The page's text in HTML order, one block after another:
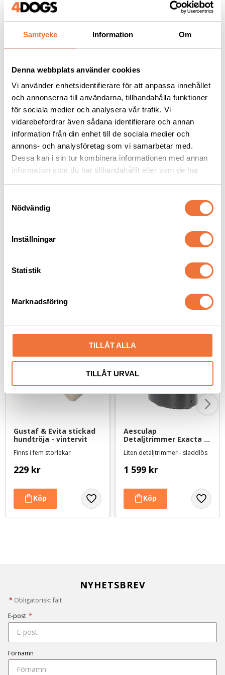
Samtycke Information Om
Denna webbplats använder cookies
Vi använder enhetsidentifierare för att anpassa innehållet
och annonserna till användarna, tillhandahålla funktioner
för sociala medier och analysera vår trafik. Vi
vidarebefordrar även sådana identifierare och annan
information från din enhet till de sociala medier och
annons- och analysföretag som vi samarbetar med.
Dessa kan i sin tur kombinera informationen med annan
information som du har tillhandahållit eller som de har
Nödvändig
Inställningar
Statistik
Marknadsföring
TILLÅT ALLA
TILLÅT URVAL
Lugnar hunden samt skärmar av höga ljud
Senaste besökta produkter
Gustaf & Evita stickad
hundtröja - vintervit
Finns i fem storlekar
229 kr
Aesculap
Detaljtrimmer Exacta -
Liten detaljtrimmer - sladdlös
1 599 kr
NYHETSBREV
* Obligatoriskt fält
E-post *
Förnamn